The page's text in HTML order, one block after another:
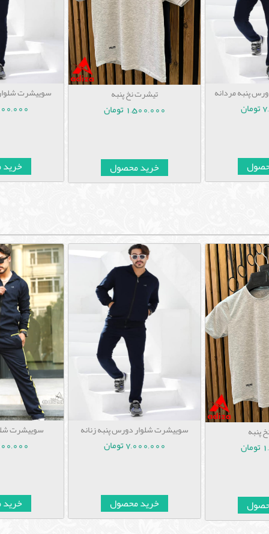
سوییشرت
7,000,000
تیشرت نخ پنبه
1,500,000 تومان
خرید محصول
پنبه مردانه
سوییشرت
5,000,000
سوییشرت شلوار دورس پنبه زنانه
7,000,000 تومان
خرید محصول
پنبه